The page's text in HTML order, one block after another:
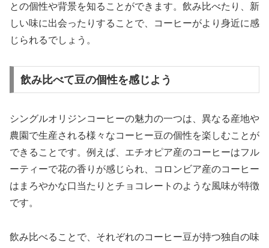
との個性や背景を知ることができます。飲み比べたり、新
しい味に出会ったりすることで、コーヒーがより身近に感
じられるでしょう。
飲み比べて豆の個性を感じよう
シングルオリジンコーヒーの魅力の一つは、異なる産地や
農園で生産される様々なコーヒー豆の個性を楽しむことが
できることです。例えば、エチオピア産のコーヒーはフル
ーティーで花の香りが感じられ、コロンビア産のコーヒー
はまろやかな口当たりとチョコレートのような風味が特徴
です。
飲み比べることで、それぞれのコーヒー豆が持つ独自の味